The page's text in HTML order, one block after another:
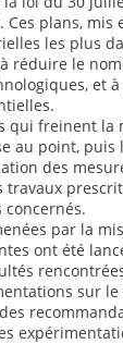
Ces plans, mis
les plus
réduire le
et
qui freinent la
au point, puis
des
travaux
par la
ont été
sur le